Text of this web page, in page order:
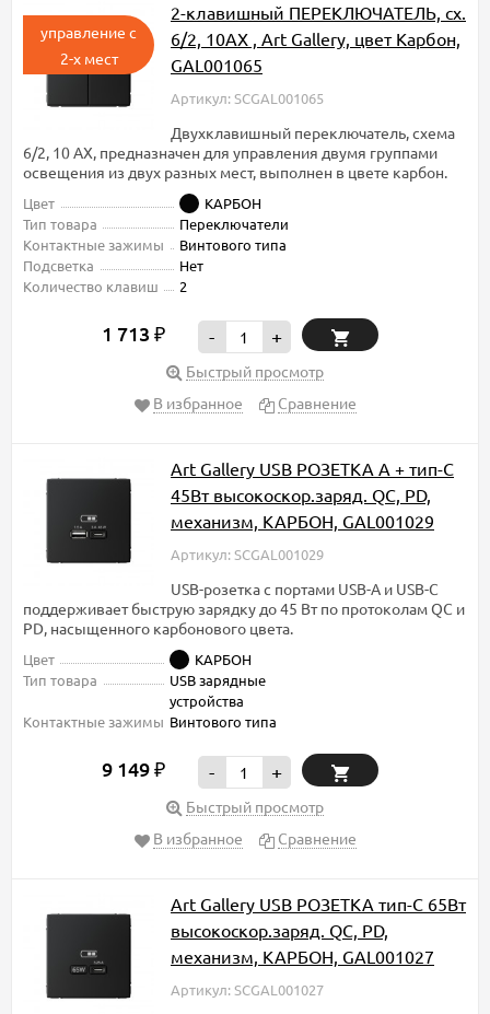
управление с
2-х мест
2-клавишный ПЕРЕКЛЮЧАТЕЛЬ, сх.
6/2, 10АХ , Art Gallery, цвет Карбон,
GAL001065
Артикул: SCGAL001065
Двухклавишный переключатель, схема
6/2, 10 АХ, предназначен для управления двумя группами
освещения из двух разных мест, выполнен в цвете карбон.
Цвет
КАРБОН
Тип товара
Переключатели
Контактные зажимы
Винтового типа
Подсветка
Нет
Количество клавиш
2
1 713 ₽ - +
Быстрый просмотр
В избранное
Сравнение
Art Gallery USB РОЗЕТКА A + тип-C
45Вт высокоскор.заряд. QC, PD,
механизм, КАРБОН, GAL001029
Артикул: SCGAL001029
USB-розетка с портами USB-A и USB-C
поддерживает быструю зарядку до 45 Вт по протоколам QC и
PD, насыщенного карбонового цвета.
Цвет
КАРБОН
Тип товара
USB зарядные
устройства
Контактные зажимы Винтового типа
9 149 ₽ - +
Быстрый просмотр
В избранное
Сравнение
Art Gallery USB РОЗЕТКА тип-С 65Вт
высокоскор.заряд. QC, PD,
механизм, КАРБОН, GAL001027
Артикул: SCGAL001027